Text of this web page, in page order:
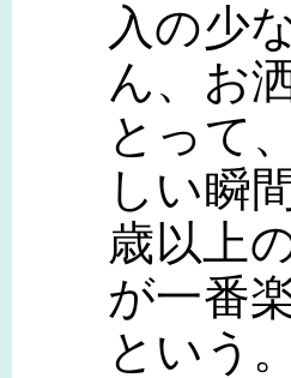
入の少
ん、お
とって
しい瞬
歳以上
が一番
という